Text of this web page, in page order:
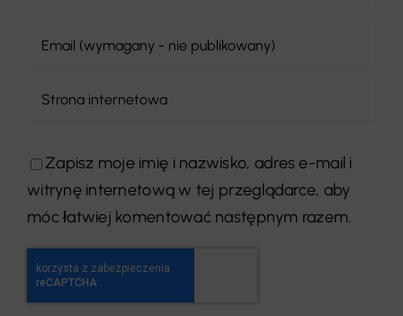
Zapisz moje imię i nazwisko, adres e-mail i
witrynę internetową w tej przeglądarce, aby
móc łatwiej komentować następnym razem.